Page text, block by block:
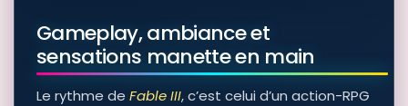
Gameplay, ambiance et
sensations manette en main
Le rythme de Fable III, c’est celui d’un action-RPG